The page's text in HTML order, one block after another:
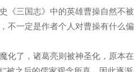
《三国志》中的英雄曹操自然不
不一定是作者个人对曹操有什么
化了，诸葛亮则被神圣化，原本